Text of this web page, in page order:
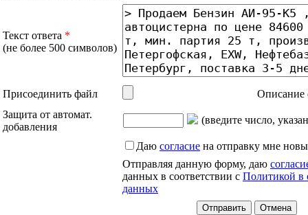
Текст ответа *
(не более 500 символов)
Присоединить файл
Описание
Защита от автомат.
добавления
(введите число,
Даю согласие на отправку мне
Отправляя данную форму, даю
данных в соответствии с Политикой в
данных